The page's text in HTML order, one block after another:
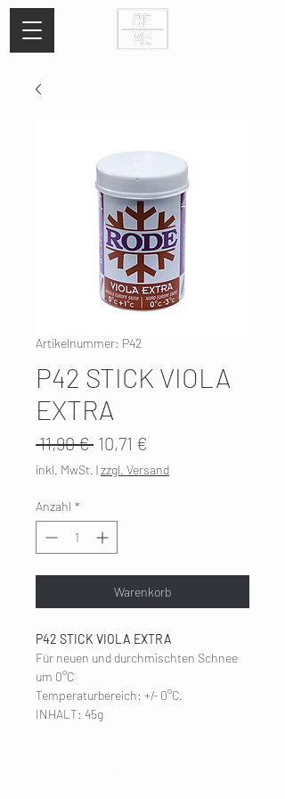
Artikelnummer: P42
P42 STICK VIOLA
EXTRA
11,90 € Standardpreis
10,71 €
Preis
inkl. MwSt. |zzgl. Versand
Anzahl *
Warenkorb
P42 STICK VIOLA EXTRA
Für neuen und durchmischten Schnee
um 0°C
Temperaturbereich: +/- 0°C.
INHALT: 45g